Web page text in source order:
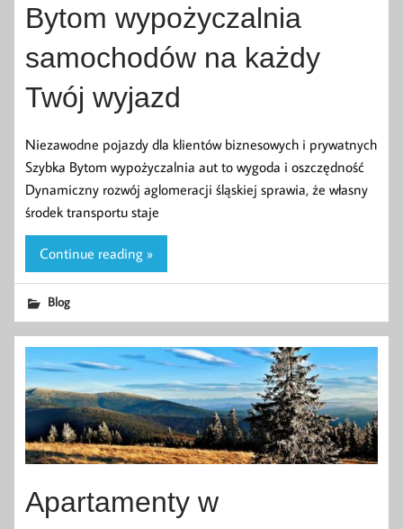
Bytom wypożyczalnia
samochodów na każdy
Twój wyjazd
Niezawodne pojazdy dla klientów biznesowych i prywatnych
Szybka Bytom wypożyczalnia aut to wygoda i oszczędność
Dynamiczny rozwój aglomeracji śląskiej sprawia, że własny
środek transportu staje
Continue reading »
Blog
Apartamenty w